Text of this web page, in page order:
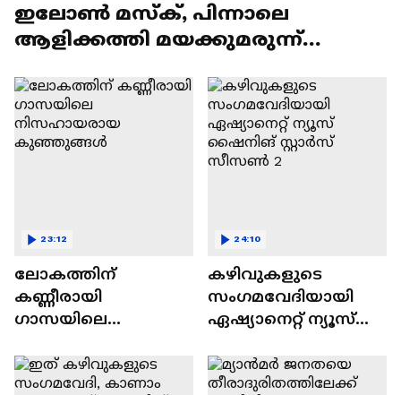
ഇലോൺ മസ്ക്, പിന്നാലെ
ആളിക്കത്തി മയക്കുമരുന്ന്
ലോകത്തിന്
കണ്ണീരായി
ഗാസയിലെ
കുഞ്ഞുങ്ങൾ
23:12
കഴിവുകളുടെ
സംഗമവേദിയായി
ഏഷ്യാനെറ്റ് ന്യൂസ്
സീസൺ 2
24:10